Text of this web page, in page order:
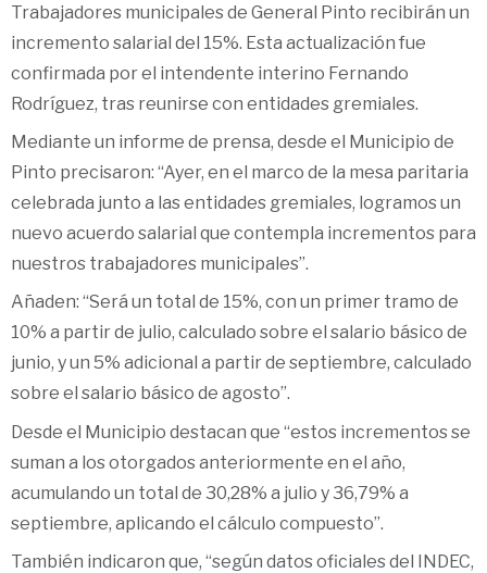
Trabajadores municipales de General Pinto recibirán un
incremento salarial del 15%. Esta actualización fue
confirmada por el intendente interino Fernando
Rodríguez, tras reunirse con entidades gremiales.
Mediante un informe de prensa, desde el Municipio de
Pinto precisaron: “Ayer, en el marco de la mesa paritaria
celebrada junto a las entidades gremiales, logramos un
nuevo acuerdo salarial que contempla incrementos para
nuestros trabajadores municipales”.
Añaden: “Será un total de 15%, con un primer tramo de
10% a partir de julio, calculado sobre el salario básico de
junio, y un 5% adicional a partir de septiembre, calculado
sobre el salario básico de agosto”.
Desde el Municipio destacan que “estos incrementos se
suman a los otorgados anteriormente en el año,
acumulando un total de 30,28% a julio y 36,79% a
septiembre, aplicando el cálculo compuesto”.
También indicaron que, “según datos oficiales del INDEC,